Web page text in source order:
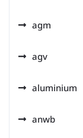
agm
agv
aluminium
anwb